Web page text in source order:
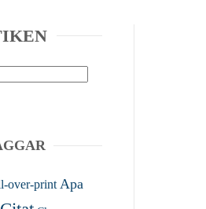
over-print Apa